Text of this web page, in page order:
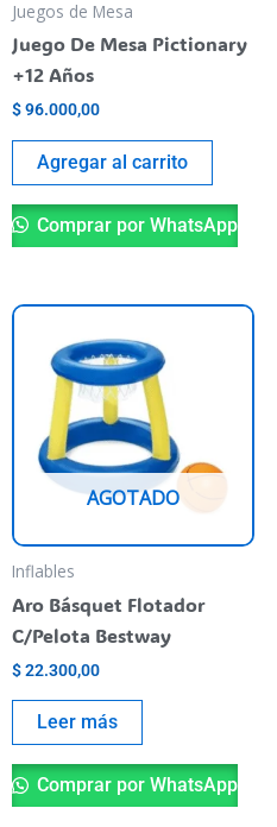
Juegos de Mesa
Juego De Mesa Pictionary
+12 Años
$96.000,00
Agregar al carrito
Comprar por WhatsApp
AGOTADO
Inflables
Aro Básquet Flotador
C/Pelota Bestway
$22.300,00
Leer más
Comprar por WhatsApp